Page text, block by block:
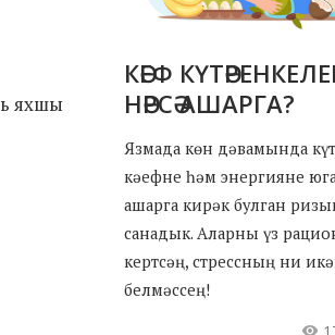
яхшы
КӘЕФ
НӘРСӘ АШАРГА?
Язмада көн дәвамында
кәефне һәм энергияне
ашарга кирәк булган
санадык. Аларны үз
кертсәң, стрессның ни
белмәссең!